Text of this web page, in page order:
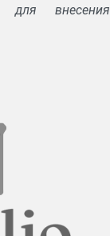
для внесения